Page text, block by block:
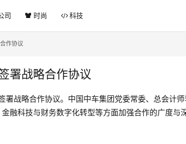
司 时尚 科技
作协议
署战略合作协议
署战略合作协议。中国中车集团党委常委、总会计
融科技与财务数字化转型等方面加强合作的广度与